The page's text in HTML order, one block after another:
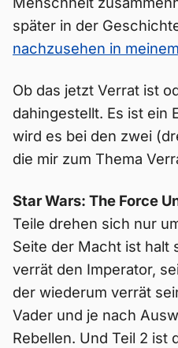
später in der
nachzusehen in
Ob das jetzt Verrat ist
dahingestellt. Es ist ein
wird es bei den zwei
die mir zum Thema
Star Wars: The Force
Teile drehen sich nur
Seite der Macht ist halt
verrät den Imperator,
der wiederum verrät
Vader und je nach
Rebellen. Und Teil 2 ist